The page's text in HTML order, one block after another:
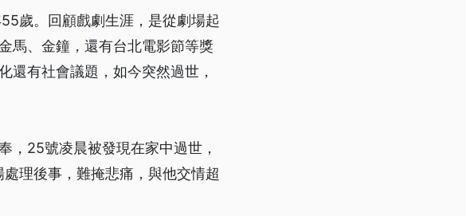
歲。回顧戲劇生涯，是從劇場起
馬、金鐘，還有台北電影節等獎
還有社會議題，如今突然過世，
，25號凌晨被發現在家中過世，
理後事，難掩悲痛，與他交情超